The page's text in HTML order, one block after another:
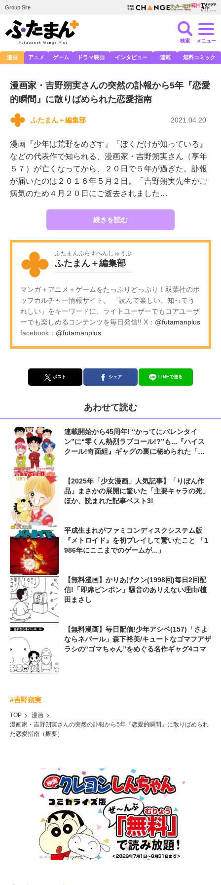
Group Site
検索 メニュー
漫画 アニメ ゲーム ドラマ映画 インタビュー 連載 無料コミック
漫画家・吉野朔実さんの突然の訃報から5年『恋愛
的瞬間』に散りばめられた恋愛指南
ふたまん＋編集部 2021.04.20
漫画『少年は荒野をめざす』『ぼくだけが知っている』
などの代表作で知られる、漫画家・吉野朔実さん（享年
５７）が亡くなってから、２０日で５年が過ぎた。訃報
が届いたのは２０１６年５月２日。「吉野朔実先生がご
病気のため４月２０日にご逝去されました…
続きを読む
ふたまんぷらすへんしゅうぶ
ふたまん＋編集部
マンガ＋アニメ＋ゲームをたっぷりどっぷり！双葉社のポ
ップカルチャー情報サイト。 「読んで楽しい、知ってう
れしい」をキーワードに、ライトユーザーでもコアユーザ
ーでも楽しめるコンテンツを毎日発信!! X： @futamanplus
facebook： @futamanplus
ポスト シェア LINEで送る
あわせて読む
連載開始から45周年! “かってにバレンタイ
ン”に“零くん熱烈ラブコール!?”も...『ハイス
クール!奇面組』ギャグの裏に秘められた「甘
【2025年「少女漫画」人気記事】「りぼん作
品」まさかの展開に驚いた「主要キャラの死」
ほか、読まれた記事ベスト3!
平成生まれがファミコンディスクシステム版
『メトロイド』を初プレイして驚いたこと 「1
986年にここまでのゲームが...」
【無料漫画】かりあげクン(1998回)毎日2回配
信!「即席ピンポン」騒音のありえない理由/植
田まさし
【無料漫画】毎日配信!少年アシベ(157)「さよ
ならネパール」森下裕美/キュートなゴマフアザ
ラシの“ゴマちゃん”をめぐる名作ギャグ4コマ
#吉野朔実
TOP
漫画
漫画家・吉野朔実さんの突然の訃報から5年『恋愛的瞬間』に散りばめられ
た恋愛指南（概要）